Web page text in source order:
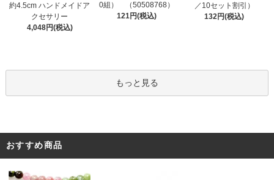
約4.5cm ハンドメイドア
クセサリー
4,048円(税込)
0組） （50508768）
121円(税込)
／10セット割引）
132円(税込)
もっと見る
おすすめ商品